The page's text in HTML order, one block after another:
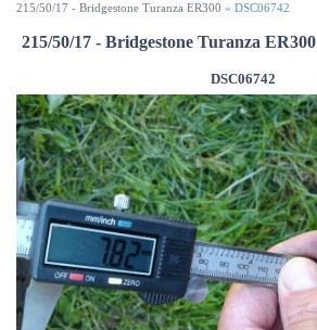
215/50/17 - Bridgestone Turanza ER300 » DSC06742
215/50/17 - Bridgestone Turanza ER300
DSC06742